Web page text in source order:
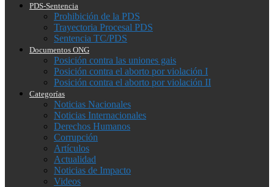
PDS-Sentencia
Prohibición de la PDS
Trayectoria Procesal PDS
Sentencia TC/PDS
Documentos ONG
Posición contra las uniones gais
Posición contra el aborto por violación I
Posición contra el aborto por violación II
Categorías
Noticias Nacionales
Noticias Internacionales
Derechos Humanos
Corrupción
Artículos
Actualidad
Noticias de Impacto
Videos